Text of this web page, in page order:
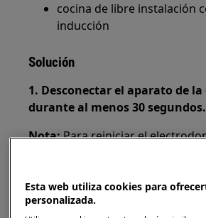
cocina de libre instalación
inducción
Solución
1. Desconectar el aparato de
durante al menos 30 segundos.
Nota:Para reiniciar el
En caso de electrodomésticos de
Esta web utiliza cookies para
personalizada.